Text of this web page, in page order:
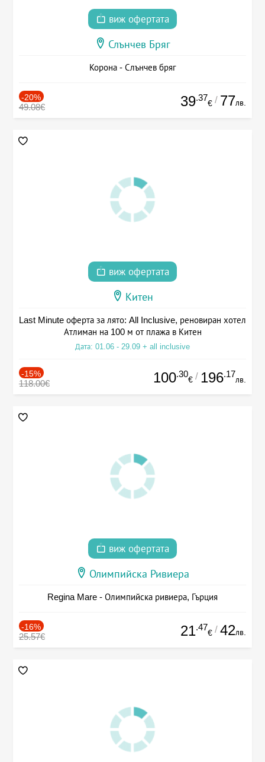
виж офертата
Слънчев Бряг
Корона - Слънчев бряг
-20%
49.08€ 39.37
€ / 77лв.
виж офертата
Китен
Last Minute оферта за лято: All Inclusive, реновиран хотел
Атлиман на 100 м от плажа в Китен
Дата: 01.06 - 29.09 + all inclusive
-15%
118.00€ 100.30
€ / 196.17
лв.
виж офертата
Олимпийска Ривиера
Regina Mare - Олимпийска ривиера, Гърция
-16%
25.57€ 21.47
€ / 42лв.